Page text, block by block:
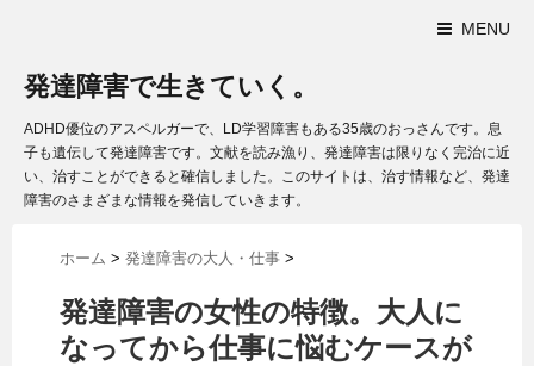
MENU
発達障害で生きていく。
ADHD優位のアスペルガーで、LD学習障害もある35歳のおっさんです。息
子も遺伝して発達障害です。文献を読み漁り、発達障害は限りなく完治に近
い、治すことができると確信しました。このサイトは、治す情報など、発達
障害のさまざまな情報を発信していきます。
ホーム > 発達障害の大人・仕事 >
発達障害の女性の特徴。大人に
なってから仕事に悩むケースが